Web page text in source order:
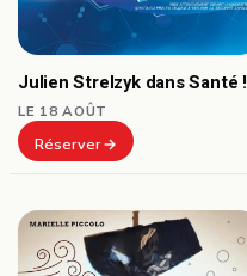
Julien Strelzyk dans Santé !
LE 18 AOÛT
Réserver